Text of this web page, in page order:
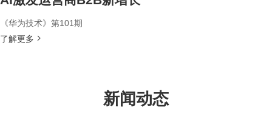
《华为技术》第101期
了解更多
新闻动态